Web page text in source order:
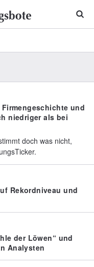
und
niedriger als bei
doch was nicht,
Rekordniveau und
der Löwen“ und
Analysten